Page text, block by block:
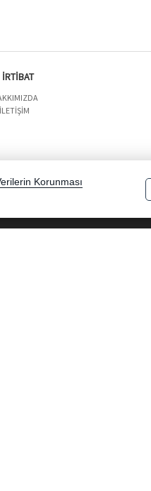
İRTİBAT
İLETIŞIM
Korunması